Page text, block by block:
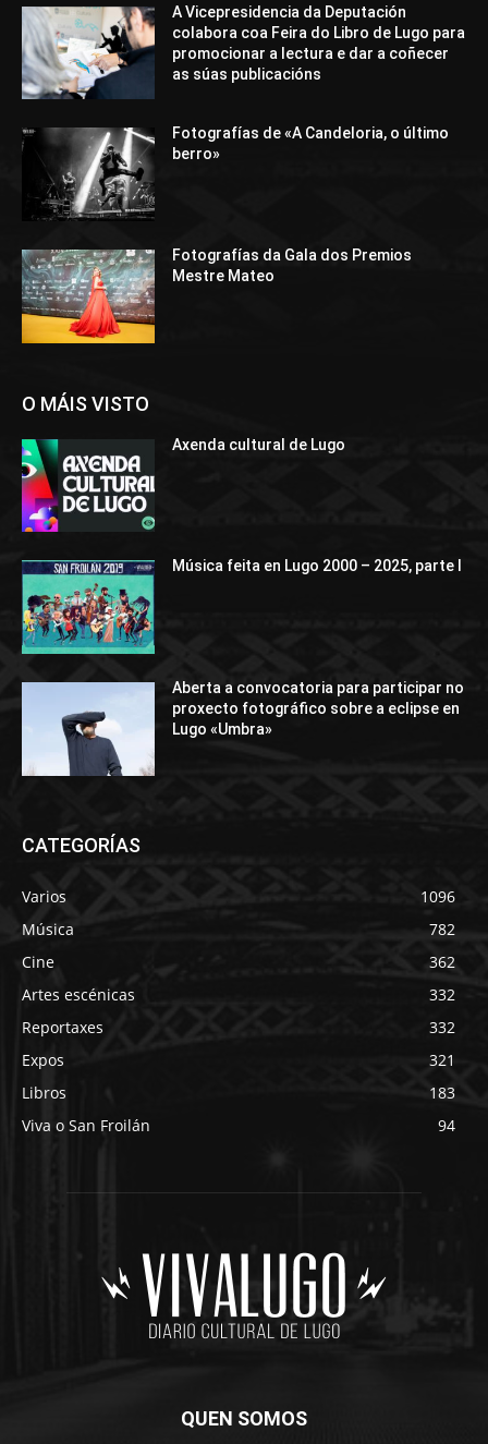
A Vicepresidencia da Deputación
colabora coa Feira do Libro de Lugo para
promocionar a lectura e dar a coñecer
as súas publicacións
Fotografías de «A Candeloria, o último
berro»
Fotografías da Gala dos Premios
Mestre Mateo
O MÁIS VISTO
Axenda cultural de Lugo
Música feita en Lugo 2000 – 2025, parte I
Aberta a convocatoria para participar no
proxecto fotográfico sobre a eclipse en
Lugo «Umbra»
CATEGORÍAS
Varios
1096
Música
782
Cine
362
Artes escénicas
332
Reportaxes
332
Expos
321
Libros
183
Viva o San Froilán
94
QUEN SOMOS